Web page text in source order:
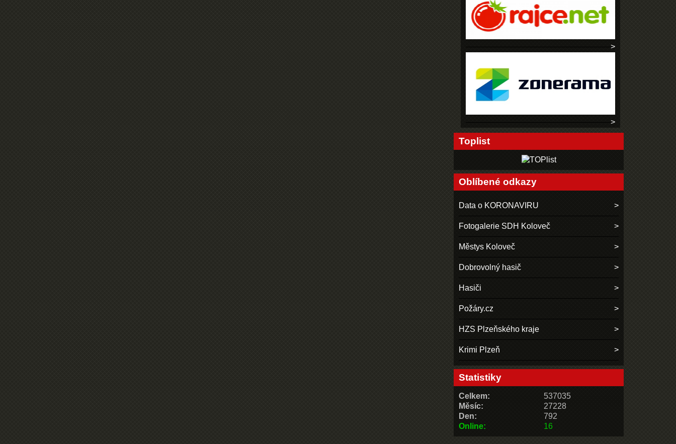
Toplist
Oblíbené odkazy
Data o KORONAVIRU
Fotogalerie SDH Koloveč
Městys Koloveč
Dobrovolný hasič
Hasiči
Požáry.cz
HZS Plzeňského kraje
Krimi Plzeň
Statistiky
Online: 16
Celkem:
537035
Měsíc:
27228
Den:
792